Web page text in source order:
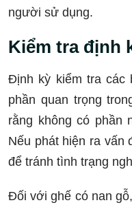
người sử dụng.
Kiểm tra định
Định kỳ kiểm tra các
phần quan trọng
rằng không có phần
Nếu phát hiện ra vấn
để tránh tình trạng
Đối với ghế có nan